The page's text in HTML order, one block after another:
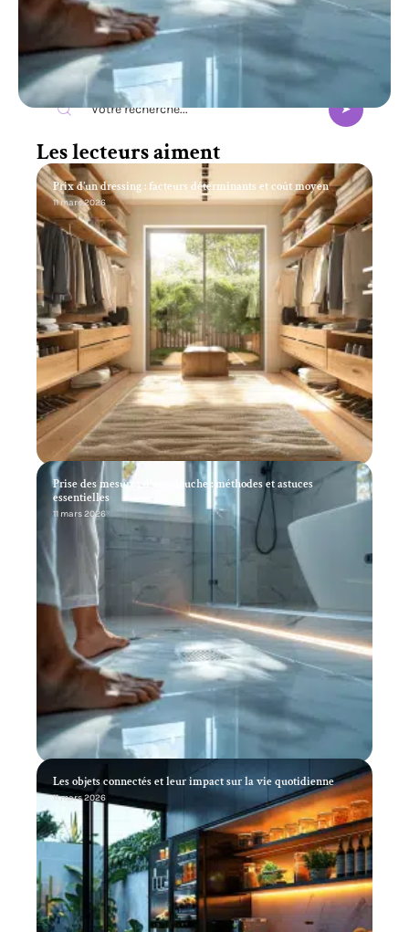
Recherche
Les lecteurs aiment
Prix d’un dressing : facteurs déterminants et coût moyen
11 mars 2026
Prise des mesures d’une douche : méthodes et astuces
essentielles
11 mars 2026
Les objets connectés et leur impact sur la vie quotidienne
11 mars 2026